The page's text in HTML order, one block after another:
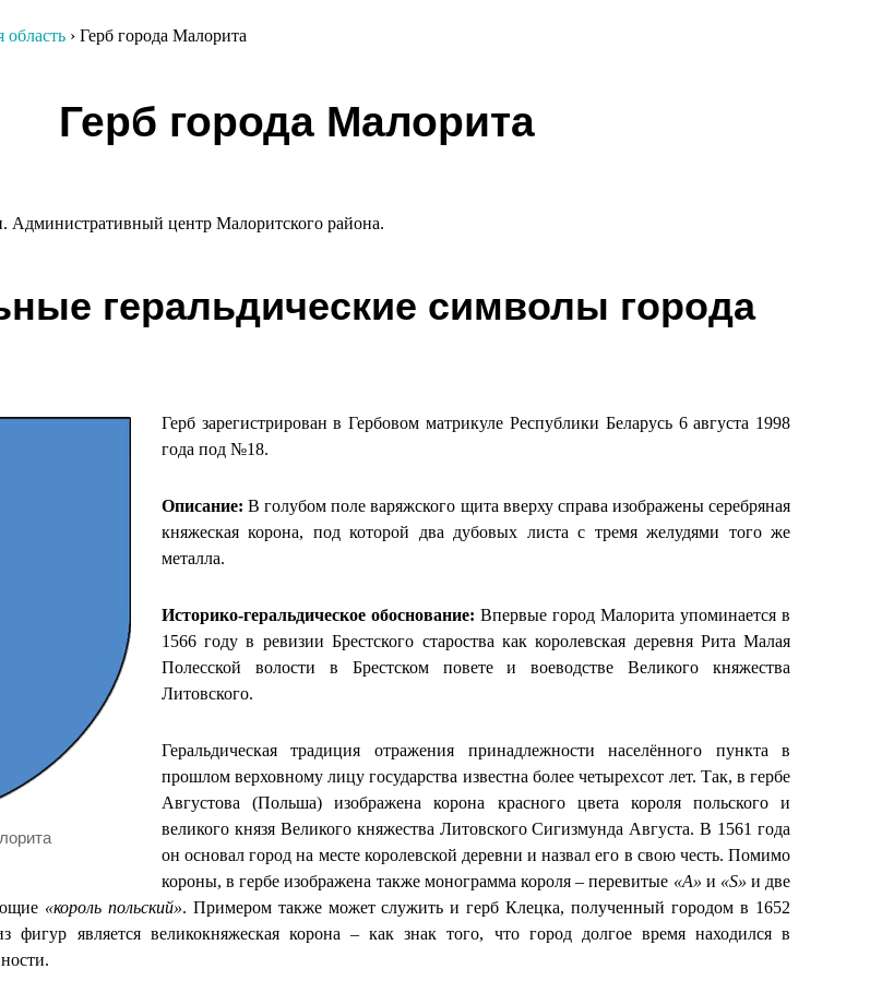
область› Герб города Малорита
Герб города Малорита
Административный центр Малоритского района.
геральдические символы города
Герб зарегистрирован в Гербовом матрикуле Республики Беларусь 6 августа 1998
года под №18.
Описание: В голубом поле варяжского щита вверху справа изображены серебряная
княжеская корона, под которой два дубовых листа с тремя желудями того же
металла.
Историко-геральдическое обоснование: Впервые город Малорита упоминается в
1566 году в ревизии Брестского староства как королевская деревня Рита Малая
Полесской волости в Брестском повете и воеводстве Великого княжества
Литовского.
Геральдическая традиция отражения принадлежности населённого пункта в
прошлом верховному лицу государства известна более четырехсот лет. Так, в гербе
Августова (Польша) изображена корона красного цвета короля польского и
великого князя Великого княжества Литовского Сигизмунда Августа. В 1561 года
он основал город на месте королевской деревни и назвал его в свою честь. Помимо
короны, в гербе изображена также монограмма короля – перевитые «A» и «S» и две
«король польский». Примером также может служить и герб Клецка, полученный городом в 1652
фигур является великокняжеская корона – как знак того, что город долгое время находился в